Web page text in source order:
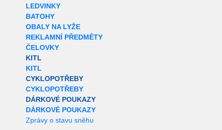
LEDVINKY
BATOHY
OBALY NA LYŽE
REKLAMNÍ PŘEDMĚTY
ČELOVKY
KITL
KITL
CYKLOPOTŘEBY
CYKLOPOTŘEBY
DÁRKOVÉ POUKAZY
DÁRKOVÉ POUKAZY
Zprávy o stavu sněhu